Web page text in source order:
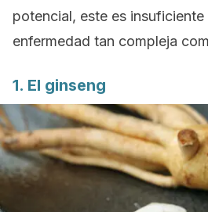
potencial, este es
enfermedad tan compleja
1. El ginseng